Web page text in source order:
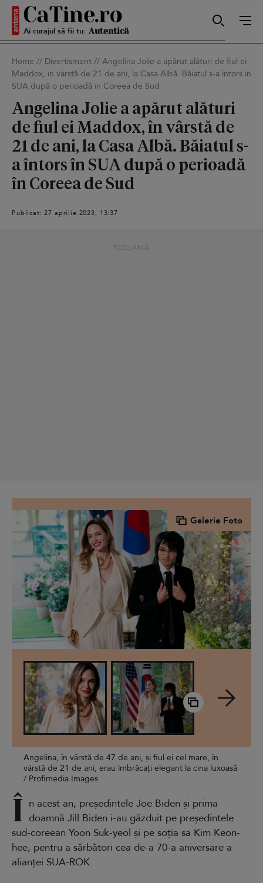
Ai curajul să fii tu: Sexy
Autentică
Smart
Puternică
Home // Divertisment // Angelina Jolie a apărut alături de fiul ei
Maddox, în vârstă de 21 de ani, la Casa Albă. Băiatul s-a întors în
SUA după o perioadă în Coreea de Sud
Angelina Jolie a apărut alături
de fiul ei Maddox, în vârstă de
21 de ani, la Casa Albă. Băiatul s-
a întors în SUA după o perioadă
în Coreea de Sud
Publicat: 27 aprilie 2023, 13:37
RECLAMĂ
Galerie Foto
Angelina, în vârstă de 47 de ani, și fiul ei cel mare, în
vârstă de 21 de ani, erau îmbrăcați elegant la cina luxoasă
/ Profimedia Images
Î n acest an, președintele Joe Biden și prima
doamnă Jill Biden i-au găzduit pe președintele
sud-coreean Yoon Suk-yeol și pe soția sa Kim Keon-
hee, pentru a sărbători cea de-a 70-a aniversare a
alianței SUA-ROK.